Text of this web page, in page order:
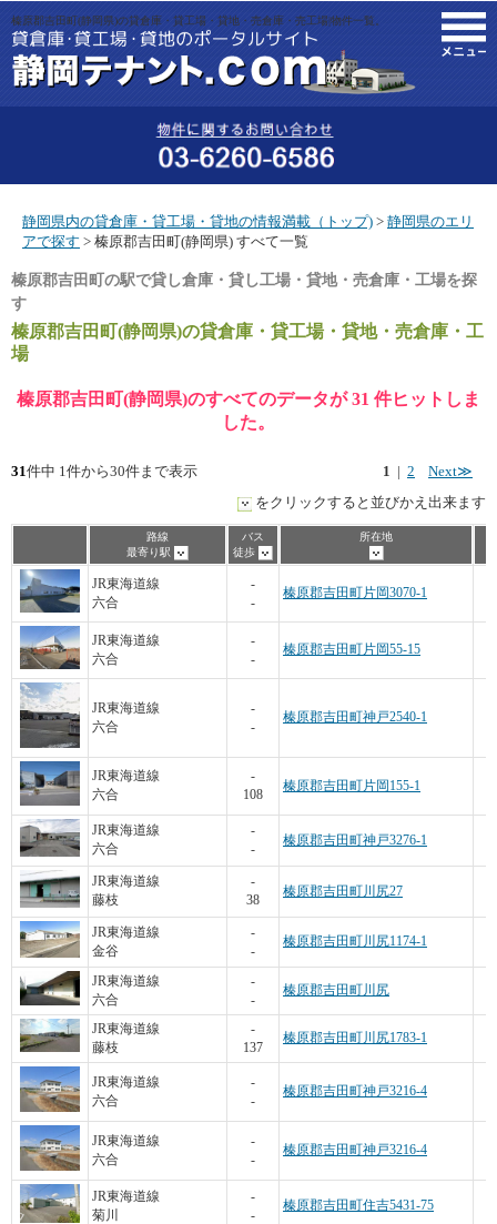
榛原郡吉田町(静岡県)の貸倉庫・貸工場・貸地・売倉庫・売工場|物件一覧。
静岡県内の貸倉庫・貸工場・貸地の情報満載（トップ) > 静岡県のエリ
アで探す > 榛原郡吉田町(静岡県) すべて一覧
榛原郡吉田町の駅で貸し倉庫・貸し工場・貸地・売倉庫・工場を探
す
榛原郡吉田町(静岡県)の貸倉庫・貸工場・貸地・売倉庫・工
場
榛原郡吉田町(静岡県)のすべてのデータが 31 件ヒットしま
した。
1 | 2 Next≫
31件中 1件から30件まで表示
をクリックすると並びかえ出来ます
路線
最寄り駅
バス
徒歩
所在地
JR東海道線
六合
-
-
榛原郡吉田町片岡3070-1
JR東海道線
六合
-
-
榛原郡吉田町片岡55-15
JR東海道線
六合
-
-
榛原郡吉田町神戸2540-1
JR東海道線
六合
-
108
榛原郡吉田町片岡155-1
JR東海道線
六合
-
-
榛原郡吉田町神戸3276-1
JR東海道線
藤枝
-
38
榛原郡吉田町川尻27
JR東海道線
金谷
-
-
榛原郡吉田町川尻1174-1
JR東海道線
六合
-
-
榛原郡吉田町川尻
JR東海道線
藤枝
-
137
榛原郡吉田町川尻1783-1
JR東海道線
六合
-
-
榛原郡吉田町神戸3216-4
JR東海道線
六合
-
-
榛原郡吉田町神戸3216-4
JR東海道線
菊川
-
-
榛原郡吉田町住吉5431-75